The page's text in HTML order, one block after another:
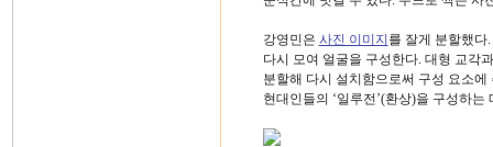
강영민은 사진 이미지 를 잘게 분할했다
다시 모여 얼굴을 구성한다. 대형 교각
분할해 다시 설치함으로써 구성 요소
현대인들의 ‘일루전’(환상)을 구성하